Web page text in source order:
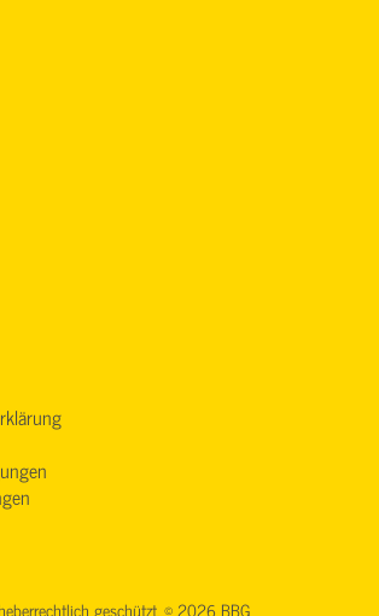
geschützt. © 2026 BBG